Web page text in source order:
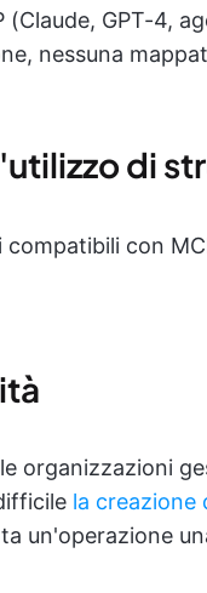
(Claude, GPT-4,
nessuna
di
con
organizzazioni
la creazione
un'operazione